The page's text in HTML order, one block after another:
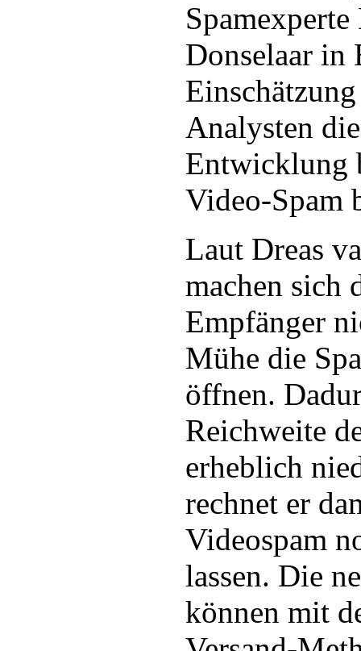
Spamexperte
Donselaar in
Analysten
Entwicklung
Video-Spam
Laut Dreas
machen sich
Empfänger
Mühe die
öffnen.
Reichweite
erheblich
rechnet er
Videospam
lassen. Die
können mit